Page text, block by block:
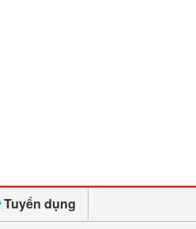
Tuyển dụng